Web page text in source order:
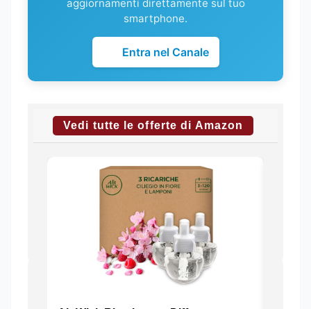
aggiornamenti direttamente sul tuo
smartphone.
Entra nel Canale